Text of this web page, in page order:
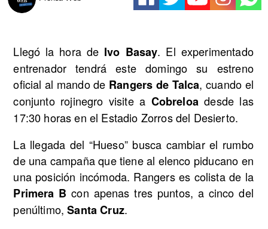
Llegó la hora de Ivo Basay. El experimentado
entrenador tendrá este domingo su estreno
oficial al mando de Rangers de Talca, cuando el
conjunto rojinegro visite a Cobreloa desde las
17:30 horas en el Estadio Zorros del Desierto.
La llegada del “Hueso” busca cambiar el rumbo
de una campaña que tiene al elenco piducano en
una posición incómoda. Rangers es colista de la
Primera B con apenas tres puntos, a cinco del
penúltimo,Santa Cruz.